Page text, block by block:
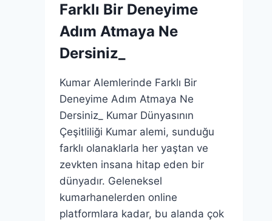
Farklı Bir Deneyime
Adım Atmaya Ne
Dersiniz_
Kumar Alemlerinde Farklı Bir
Deneyime Adım Atmaya Ne
Dersiniz_ Kumar Dünyasının
Çeşitliliği Kumar alemi, sunduğu
farklı olanaklarla her yaştan ve
zevkten insana hitap eden bir
dünyadır. Geleneksel
kumarhanelerden online
platformlara kadar, bu alanda çok